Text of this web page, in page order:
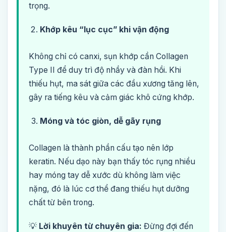
trọng.
Khớp kêu “lục cục” khi vận động
Không chỉ có canxi, sụn khớp cần Collagen
Type II để duy trì độ nhầy và đàn hồi. Khi
thiếu hụt, ma sát giữa các đầu xương tăng lên,
gây ra tiếng kêu và cảm giác khô cứng khớp.
Móng và tóc giòn, dễ gãy rụng
Collagen là thành phần cấu tạo nên lớp
keratin. Nếu dạo này bạn thấy tóc rụng nhiều
hay móng tay dễ xước dù không làm việc
nặng, đó là lúc cơ thể đang thiếu hụt dưỡng
chất từ bên trong.
💡 Lời khuyên từ chuyên gia: Đừng đợi đến